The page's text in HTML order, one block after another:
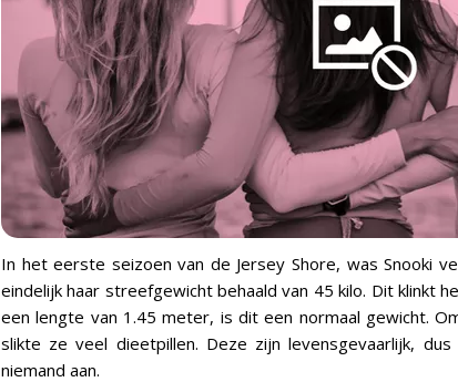
In het eerste seizoen van de Jersey Shore, was Snooki
eindelijk haar streefgewicht behaald van 45 kilo. Dit klinkt
een lengte van 1.45 meter, is dit een normaal gewicht.
slikte ze veel dieetpillen. Deze zijn levensgevaarlijk,
niemand aan.